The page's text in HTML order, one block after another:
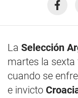
La Selección
martes la
cuando se
e invicto